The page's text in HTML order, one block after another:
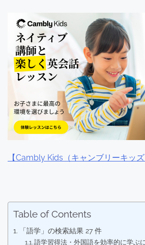
【Cambly Kids（キャンブリーキッズ
Table of Contents
「語学」の検索結果 27 件
語学習得法・外国語を効率的に学ぶ